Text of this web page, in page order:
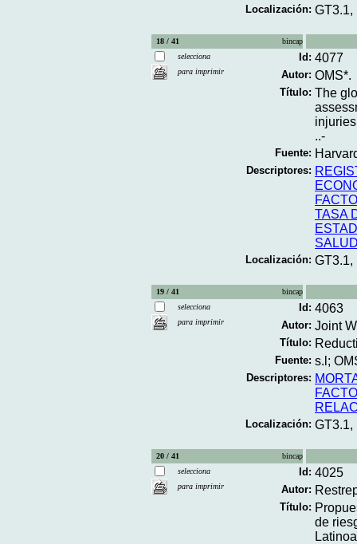
Localización: GT3.1,
18 / 41
bincap
selecciona
para imprimir
Id: 4077
Autor: OMS*.
Título: The
..-
Fuente:
Descriptores:
TASA
Localización: GT3.1,
19 / 41
bincap
selecciona
para imprimir
Id: 4063
Autor: Joint
Título:
Fuente: s.l;
Descriptores:
Localización: GT3.1,
20 / 41
bincap
selecciona
para imprimir
Id: 4025
Autor:
Título:
de